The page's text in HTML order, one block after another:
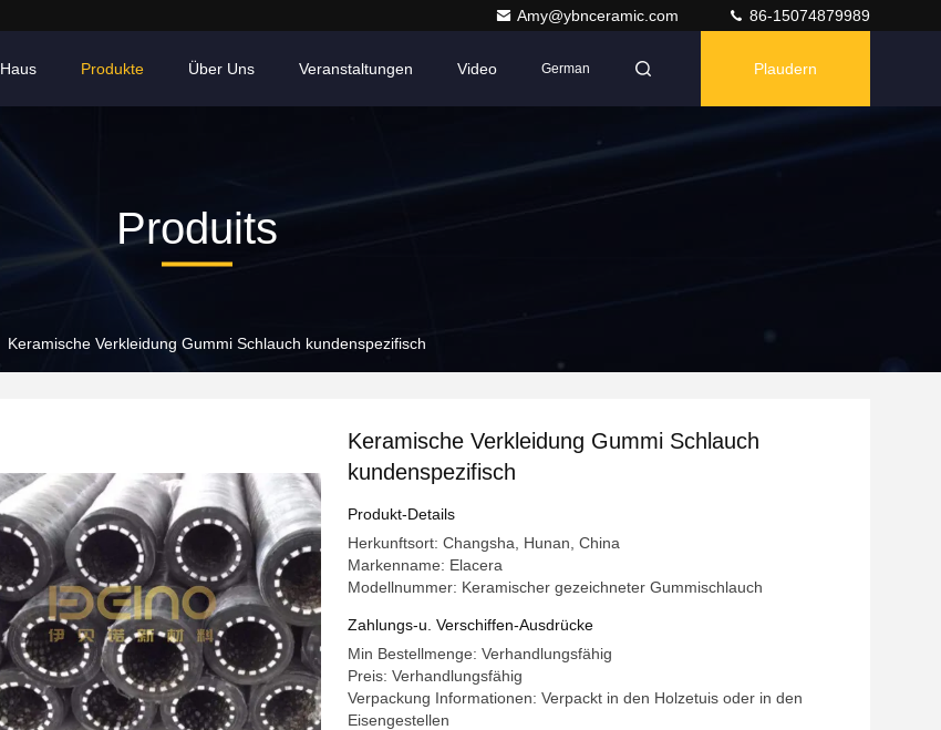
Amy@ybnceramic.com 86-15074879989
Haus Produkte Über Uns Veranstaltungen Video German Plaudern
Produits
Keramische Verkleidung Gummi Schlauch kundenspezifisch
Keramische Verkleidung Gummi Schlauch
kundenspezifisch
Produkt-Details
Herkunftsort: Changsha, Hunan, China
Markenname: Elacera
Modellnummer: Keramischer gezeichneter Gummischlauch
Zahlungs-u. Verschiffen-Ausdrücke
Min Bestellmenge: Verhandlungsfähig
Preis: Verhandlungsfähig
Verpackung Informationen: Verpackt in den Holzetuis oder in den
Eisengestellen